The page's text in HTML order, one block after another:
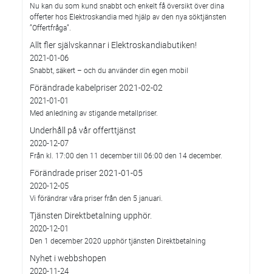
Nu kan du som kund snabbt och enkelt få översikt över dina
offerter hos Elektroskandia med hjälp av den nya söktjänsten
”Offertfråga”.
Allt fler självskannar i Elektroskandiabutiken!
2021-01-06
Snabbt, säkert – och du använder din egen mobil
Förändrade kabelpriser 2021-02-02
2021-01-01
Med anledning av stigande metallpriser.
Underhåll på vår offerttjänst
2020-12-07
Från kl. 17:00 den 11 december till 06:00 den 14 december.
Förändrade priser 2021-01-05
2020-12-05
Vi förändrar våra priser från den 5 januari.
Tjänsten Direktbetalning upphör.
2020-12-01
Den 1 december 2020 upphör tjänsten Direktbetalning
Nyhet i webbshopen
2020-11-24